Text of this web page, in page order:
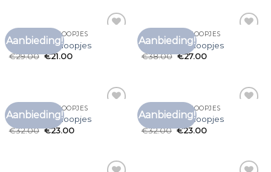
Aanbieding!
T SHIRT MET KNOOPJES
t shirt met knoopjes
€29.00 €21.00
Aanbieding!
T SHIRT MET KNOOPJES
t shirt met knoopjes
€38.00 €27.00
Aanbieding!
T SHIRT MET KNOOPJES
t shirt met knoopjes
€32.00 €23.00
Aanbieding!
T SHIRT MET KNOOPJES
t shirt met knoopjes
€32.00 €23.00